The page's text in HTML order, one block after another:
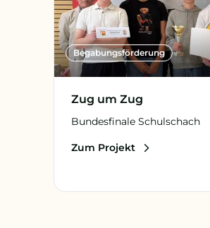
Begabungs­förderung
Zug um Zug
Bundesfinale Schulschach
Zum Projekt